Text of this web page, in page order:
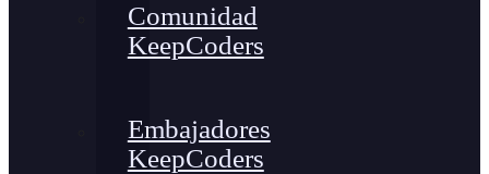
Comunidad
KeepCoders
Embajadores
KeepCoders